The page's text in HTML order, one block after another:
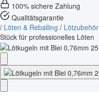
100% sichere Zahlung
Qualitätsgarantie
/ Löten & Reballing / Lötzubehör
Stück für professionelles Löten